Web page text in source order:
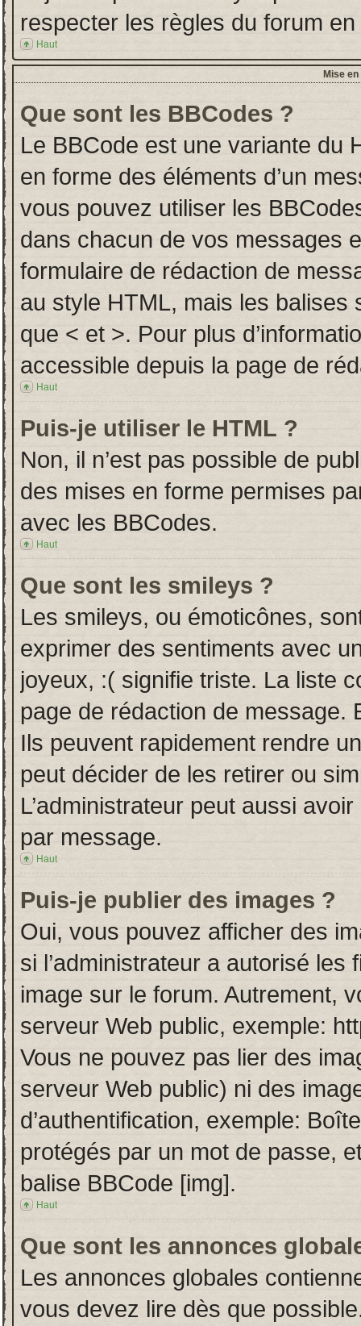
respecter les règles du forum
Haut
Mise
Que sont les BBCodes ?
Le BBCode est une variante du
en forme des éléments d’un
vous pouvez utiliser les
dans chacun de vos messages
formulaire de rédaction de
au style HTML, mais les
que < et >. Pour plus
accessible depuis la page de
Haut
Puis-je utiliser le HTML ?
Non, il n’est pas possible de
des mises en forme permises
avec les BBCodes.
Haut
Que sont les smileys ?
Les smileys, ou émoticônes,
exprimer des sentiments avec
joyeux, :( signifie triste. La liste
page de rédaction de message.
Ils peuvent rapidement rendre
peut décider de les retirer ou
L’administrateur peut aussi
par message.
Haut
Puis-je publier des images ?
Oui, vous pouvez afficher des
si l’administrateur a autorisé
image sur le forum. Autrement,
serveur Web public, exemple:
Vous ne pouvez pas lier des
serveur Web public) ni des
d’authentification, exemple:
protégés par un mot de passe,
balise BBCode [img].
Haut
Que sont les annonces
Les annonces globales
vous devez lire dès que